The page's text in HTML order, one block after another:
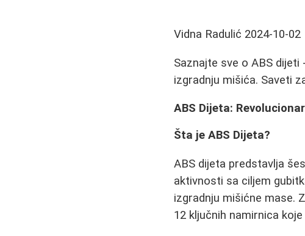
Vidna Radulić 2024-10-02
Saznajte sve o ABS
izgradnju mišića. Saveti
ABS Dijeta:
Šta je ABS Dijeta?
ABS dijeta predstavlja
aktivnosti sa ciljem
izgradnju mišićne mase.
12 ključnih namirnica